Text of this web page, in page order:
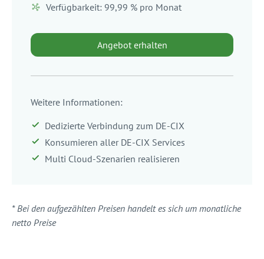
Verfügbarkeit: 99,99 % pro Monat
Angebot erhalten
Weitere Informationen:
Dedizierte Verbindung zum DE-CIX
Konsumieren aller DE-CIX Services
Multi Cloud-Szenarien realisieren
* Bei den aufgezählten Preisen handelt es sich um monatliche
netto Preise